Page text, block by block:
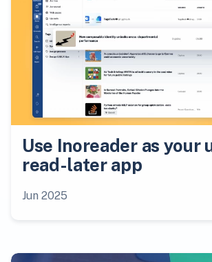
Use Inoreader as your
read-later app
Jun 2025